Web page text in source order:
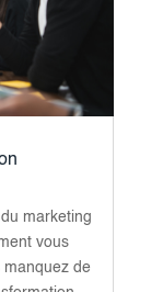
marketing
vous
manquez de